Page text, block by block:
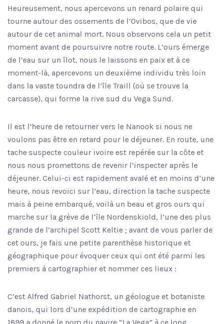
Heureusement, nous apercevons un renard polaire qui
tourne autour des ossements de l’Ovibos, que de vie
autour de cet animal mort. Nous observons cela un petit
moment avant de poursuivre notre route. L’ours émerge
de l’eau sur un îlot, nous le laissons en paix et à ce
moment-là, apercevons un deuxième individu très loin
dans la vaste toundra de l’île Traill (où se trouve la
carcasse), qui forme la rive sud du Vega Sund.
Il est l’heure de retourner vers le Nanook si nous ne
voulons pas être en retard pour le déjeuner. En route, une
tache suspecte couleur ivoire est repérée sur la côte et
nous nous promettons de revenir l’inspecter après le
déjeuner. Celui-ci est rapidement avalé et en moins d’une
heure, nous revoici sur l’eau, direction la tache suspecte
mais à peine embarqué, voilà un beau et gros ours qui
marche sur la grève de l’île Nordenskiold, l’une des plus
grande de l’archipel Scott Keltie ; avant de vous parler de
cet ours, je fais une petite parenthèse historique et
géographique pour évoquer ceux qui ont été parmi les
premiers à cartographier et nommer ces lieux :
C’est Alfred Gabriel Nathorst, un géologue et botaniste
danois, qui lors d’une expédition de cartographie en